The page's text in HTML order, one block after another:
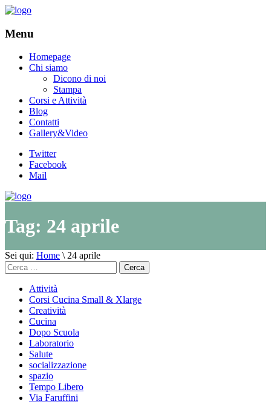
Menu
Homepage
Chi siamo
Dicono di noi
Stampa
Corsi e Attività
Blog
Contatti
Gallery&Video
Twitter
Facebook
Mail
Tag: 24 aprile
Sei qui: Home \ 24 aprile
Cerca
per:
Attività
Corsi Cucina Small & Xlarge
Creatività
Cucina
Dopo Scuola
Laboratorio
Salute
socializzazione
spazio
Tempo Libero
Via Faruffini